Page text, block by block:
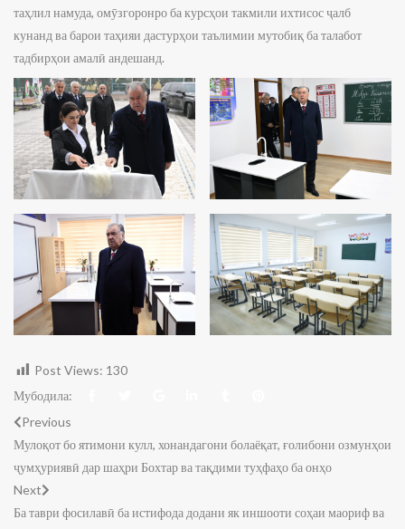
таҳлил намуда, омӯзгоронро ба курсҳои такмили ихтисос ҷалб
кунанд ва барои таҳияи дастурҳои таълимии мутобиқ ба талабот
тадбирҳои амалӣ андешанд.
Post Views: 130
Мубодила:
Previous
Мулоқот бо ятимони кулл, хонандагони болаёқат, ғолибони озмунҳои
ҷумҳуриявӣ дар шаҳри Бохтар ва тақдими туҳфаҳо ба онҳо
Next
Ба таври фосилавӣ ба истифода додани як иншооти соҳаи маориф ва